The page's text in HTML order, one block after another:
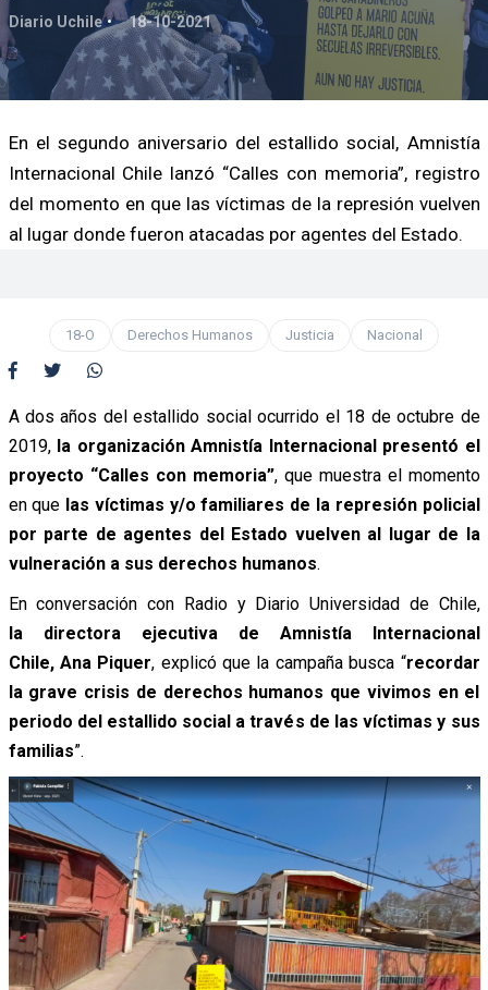
Diario Uchile 18-10-2021
En el segundo aniversario del estallido social, Amnistía
Internacional Chile lanzó “Calles con memoria”, registro
del momento en que las víctimas de la represión vuelven
al lugar donde fueron atacadas por agentes del Estado.
18-O Derechos Humanos Justicia Nacional
A dos años del estallido social ocurrido el 18 de octubre de
2019, la organización Amnistía Internacional presentó el
proyecto “Calles con memoria”, que muestra el momento
en que las víctimas y/o familiares de la represión policial
por parte de agentes del Estado vuelven al lugar de la
vulneración a sus derechos humanos.
En conversación con Radio y Diario Universidad de Chile,
la directora ejecutiva de Amnistía Internacional
Chile, Ana Piquer, explicó que la campaña busca “recordar
la grave crisis de derechos humanos que vivimos en el
periodo del estallido social a través de las víctimas y sus
familias”.